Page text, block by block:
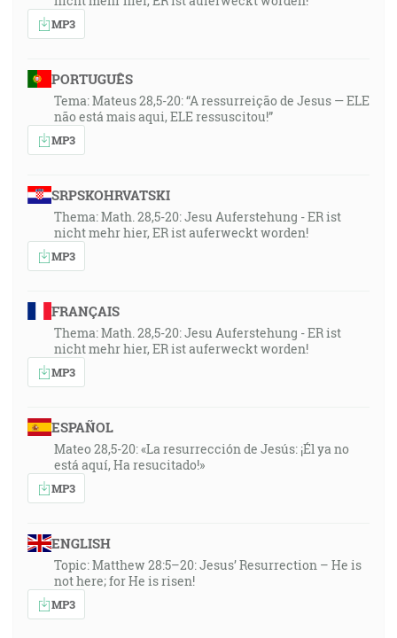
MP3
PORTUGUÊS
Tema: Mateus 28,5-20: “A ressurreição de Jesus — ELE
não está mais aqui, ELE ressuscitou!”
MP3
SRPSKOHRVATSKI
Thema: Math. 28,5-20: Jesu Auferstehung - ER ist
nicht mehr hier, ER ist auferweckt worden!
MP3
FRANÇAIS
Thema: Math. 28,5-20: Jesu Auferstehung - ER ist
nicht mehr hier, ER ist auferweckt worden!
MP3
ESPAÑOL
Mateo 28,5-20: «La resurrección de Jesús: ¡Él ya no
está aquí, Ha resucitado!»
MP3
ENGLISH
Topic: Matthew 28:5–20: Jesus’ Resurrection – He is
not here; for He is risen!
MP3